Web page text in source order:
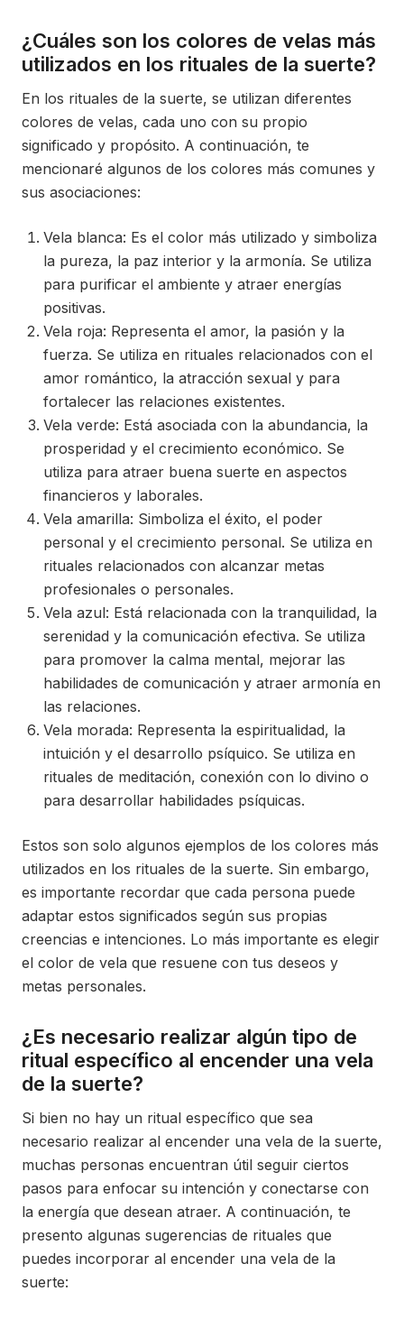
¿Cuáles son los colores de velas más
utilizados en los rituales de la suerte?
En los rituales de la suerte, se utilizan diferentes
colores de velas, cada uno con su propio
significado y propósito. A continuación, te
mencionaré algunos de los colores más comunes y
sus asociaciones:
Vela blanca: Es el color más utilizado y simboliza
la pureza, la paz interior y la armonía. Se utiliza
para purificar el ambiente y atraer energías
positivas.
Vela roja: Representa el amor, la pasión y la
fuerza. Se utiliza en rituales relacionados con el
amor romántico, la atracción sexual y para
fortalecer las relaciones existentes.
Vela verde: Está asociada con la abundancia, la
prosperidad y el crecimiento económico. Se
utiliza para atraer buena suerte en aspectos
financieros y laborales.
Vela amarilla: Simboliza el éxito, el poder
personal y el crecimiento personal. Se utiliza en
rituales relacionados con alcanzar metas
profesionales o personales.
Vela azul: Está relacionada con la tranquilidad, la
serenidad y la comunicación efectiva. Se utiliza
para promover la calma mental, mejorar las
habilidades de comunicación y atraer armonía en
las relaciones.
Vela morada: Representa la espiritualidad, la
intuición y el desarrollo psíquico. Se utiliza en
rituales de meditación, conexión con lo divino o
para desarrollar habilidades psíquicas.
Estos son solo algunos ejemplos de los colores más
utilizados en los rituales de la suerte. Sin embargo,
es importante recordar que cada persona puede
adaptar estos significados según sus propias
creencias e intenciones. Lo más importante es elegir
el color de vela que resuene con tus deseos y
metas personales.
¿Es necesario realizar algún tipo de
ritual específico al encender una vela
de la suerte?
Si bien no hay un ritual específico que sea
necesario realizar al encender una vela de la suerte,
muchas personas encuentran útil seguir ciertos
pasos para enfocar su intención y conectarse con
la energía que desean atraer. A continuación, te
presento algunas sugerencias de rituales que
puedes incorporar al encender una vela de la
suerte: